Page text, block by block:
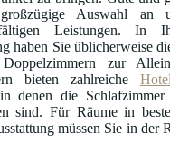
Auswahl an
Leistungen. In
haben Sie üblicherweise
zur
bieten zahlreiche
denen die
sind. Für Räume in
müssen Sie in der